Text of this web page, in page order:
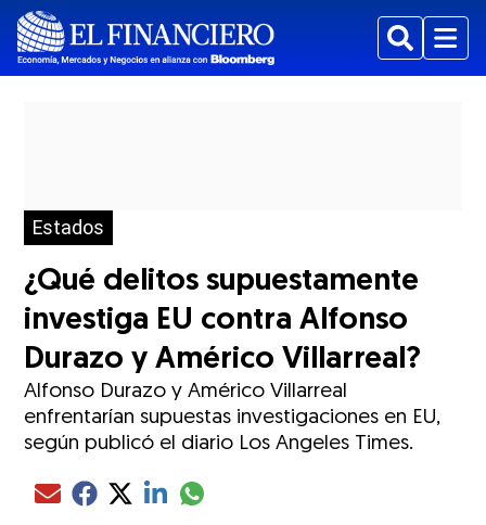
BuscarMenu
Estados
¿Qué delitos supuestamente
investiga EU contra Alfonso
Durazo y Américo Villarreal?
Alfonso Durazo y Américo Villarreal
enfrentarían supuestas investigaciones en EU,
según publicó el diario Los Angeles Times.
Compartir el artículo actual mediante Email
Compartir el artículo actual mediante Facebook
Compartir el artículo actual mediante Twitter
Compartir el artículo actual mediante LinkedIn
Compartir el artículo actual mediante